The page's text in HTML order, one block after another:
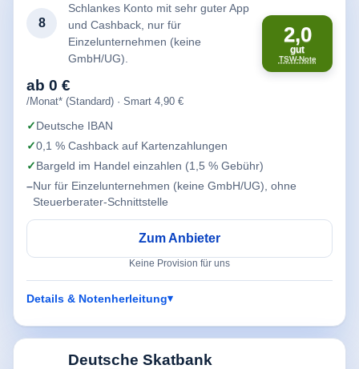
8
Schlankes Konto mit sehr guter App
und Cashback, nur für
Einzelunternehmen (keine
GmbH/UG).
2,0
gut
TSW-Note
ab 0 €
/Monat* (Standard) · Smart 4,90 €
Deutsche IBAN
0,1 % Cashback auf Kartenzahlungen
Bargeld im Handel einzahlen (1,5 % Gebühr)
Nur für Einzelunternehmen (keine GmbH/UG), ohne
Steuerberater-Schnittstelle
Zum Anbieter
Keine Provision für uns
Details & Notenherleitung
Deutsche Skatbank